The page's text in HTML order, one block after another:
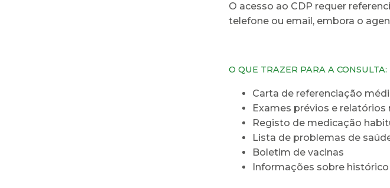
O acesso ao CDP requer
telefone ou email, embora o
O QUE TRAZER PARA A CONSULTA:
Carta de referenciação
Exames prévios e relatórios
Registo de medicação
Lista de problemas de
Boletim de vacinas
Informações sobre